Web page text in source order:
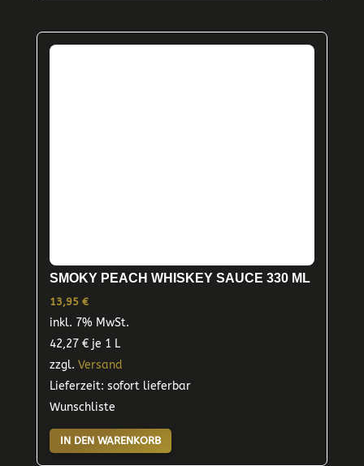
SMOKY PEACH WHISKEY SAUCE 330 ML
13,95 €
inkl. 7% MwSt.
42,27 €je 1 L
zzgl. Versand
Lieferzeit: sofort lieferbar
Wunschliste
IN DEN WARENKORB